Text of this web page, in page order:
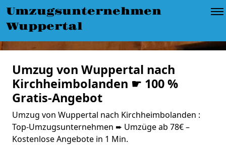
Umzugsunternehmen
Wuppertal
Umzug von Wuppertal nach
Kirchheimbolanden ☛ 100 %
Gratis-Angebot
Umzug von Wuppertal nach Kirchheimbolanden :
Top-Umzugsunternehmen ➨ Umzüge ab 78€ –
Kostenlose Angebote in 1 Min.